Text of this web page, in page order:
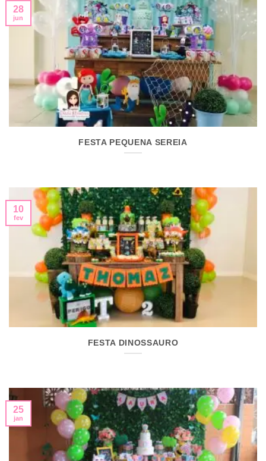
FESTA PEQUENA SEREIA
28
jun
FESTA DINOSSAURO
10
fev
25
jan